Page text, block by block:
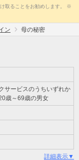
取ることをお勧めします。 ※
ン 母の秘密
サービスのうちいずれか
歳～69歳の男女
詳細表示▼